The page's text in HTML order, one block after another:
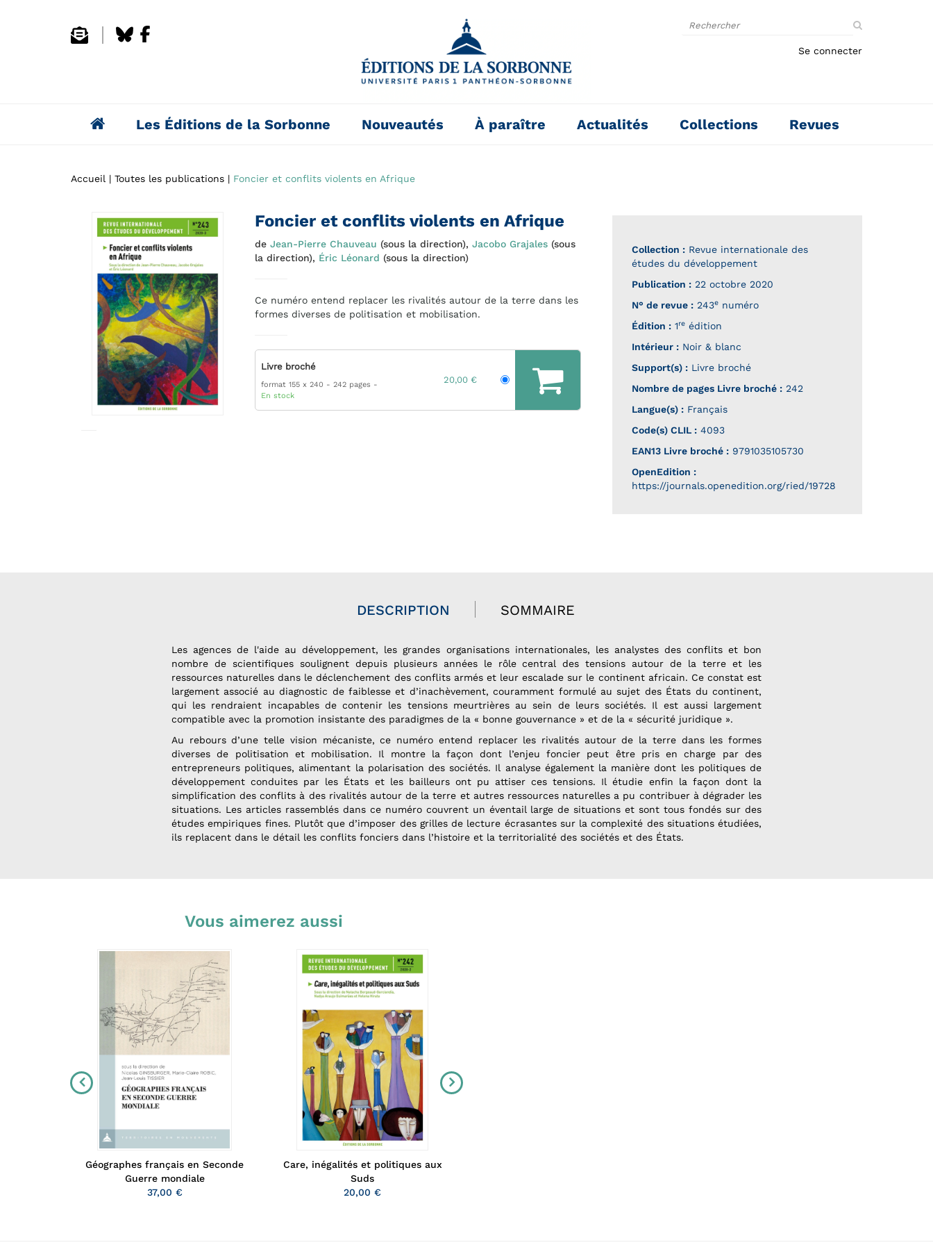
le
Se connecter
Les Éditions de la Sorbonne Nouveautés À paraître Actualités Collections Revues
Accueil Toutes les publications Foncier et conflits violents en Afrique
Foncier et conflits violents en Afrique
de Jean-Pierre Chauveau (sous la direction), Jacobo Grajales (sous
la direction), Éric Léonard (sous la direction)
Ce numéro entend replacer les rivalités autour de la terre dans les
formes diverses de politisation et mobilisation.
Livre broché
format 155 x 240
242 pages
En stock
20,00 €
Collection : Revue internationale des
études du développement
Publication : 22 octobre 2020
N° de revue : 243e numéro
Édition : 1re édition
Intérieur : Noir & blanc
Support(s) : Livre broché
Nombre de pages Livre broché : 242
Langue(s) : Français
Code(s) CLIL : 4093
EAN13 Livre broché : 9791035105730
OpenEdition :
https://journals.openedition.org/ried/19728
DESCRIPTION SOMMAIRE
Les agences de l'aide au développement, les grandes organisations internationales, les analystes des conflits et bon
nombre de scientifiques soulignent depuis plusieurs années le rôle central des tensions autour de la terre et les
ressources naturelles dans le déclenchement des conflits armés et leur escalade sur le continent africain. Ce constat est
largement associé au diagnostic de faiblesse et d’inachèvement, couramment formulé au sujet des États du continent,
qui les rendraient incapables de contenir les tensions meurtrières au sein de leurs sociétés. Il est aussi largement
compatible avec la promotion insistante des paradigmes de la « bonne gouvernance » et de la « sécurité juridique ».
Au rebours d’une telle vision mécaniste, ce numéro entend replacer les rivalités autour de la terre dans les formes
diverses de politisation et mobilisation. Il montre la façon dont l’enjeu foncier peut être pris en charge par des
entrepreneurs politiques, alimentant la polarisation des sociétés. Il analyse également la manière dont les politiques de
développement conduites par les États et les bailleurs ont pu attiser ces tensions. Il étudie enfin la façon dont la
simplification des conflits à des rivalités autour de la terre et autres ressources naturelles a pu contribuer à dégrader les
situations. Les articles rassemblés dans ce numéro couvrent un éventail large de situations et sont tous fondés sur des
études empiriques fines. Plutôt que d’imposer des grilles de lecture écrasantes sur la complexité des situations étudiées,
ils replacent dans le détail les conflits fonciers dans l’histoire et la territorialité des sociétés et des États.
Vous aimerez aussi
Géographes français en Seconde
Guerre mondiale
37,00 €
Care, inégalités et politiques aux
Suds
20,00 €